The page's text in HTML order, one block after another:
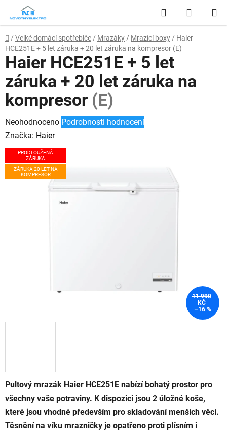
obsah
Hledat
KOŠÍK
Domů
/ Velké domácí spotřebiče / Mrazáky / Mrazící boxy / Haier
HCE251E + 5 let záruka + 20 let záruka na kompresor (E)
Pultový mrazák Haier HCE251E nabízí bohatý prostor pro
všechny vaše potraviny. K dispozici jsou 2 úložné koše,
které jsou vhodné především pro skladování menších věcí.
Těsnění na víku mrazničky je opatřeno proti plísním i
Haier HCE251E + 5 let
záruka + 20 let záruka na
kompresor (E)
Průměrné
hodnocení
produktu
je
Neohodnoceno Podrobnosti hodnocení
Značka: Haier
PRODLOUŽENÁ
ZÁRUKA
ZÁRUKA 20 LET NA
KOMPRESOR
11 990
KČ
–16 %